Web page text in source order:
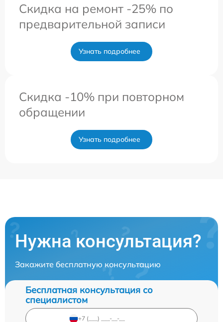
Скидка на ремонт -25% по
предварительной записи
Узнать подробнее
Скидка -10% при повторном
обращении
Узнать подробнее
Нужна консультация?
Закажите бесплатную консультацию
Бесплатная консультация со
специалистом